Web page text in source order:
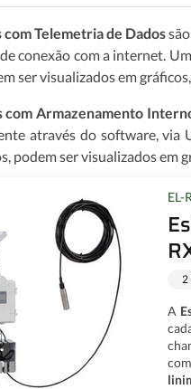
com Telemetria de Dados
conexão com a internet.
ser visualizados em
com Armazenamento
através do software,
podem ser visualizados em
EL-
2
A